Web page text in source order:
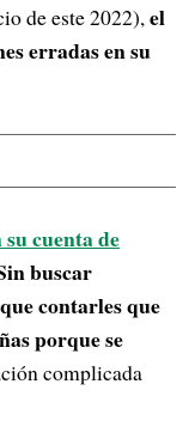
de este 2022),el
erradas en su
cuenta de
buscar
contarles que
porque se
complicada